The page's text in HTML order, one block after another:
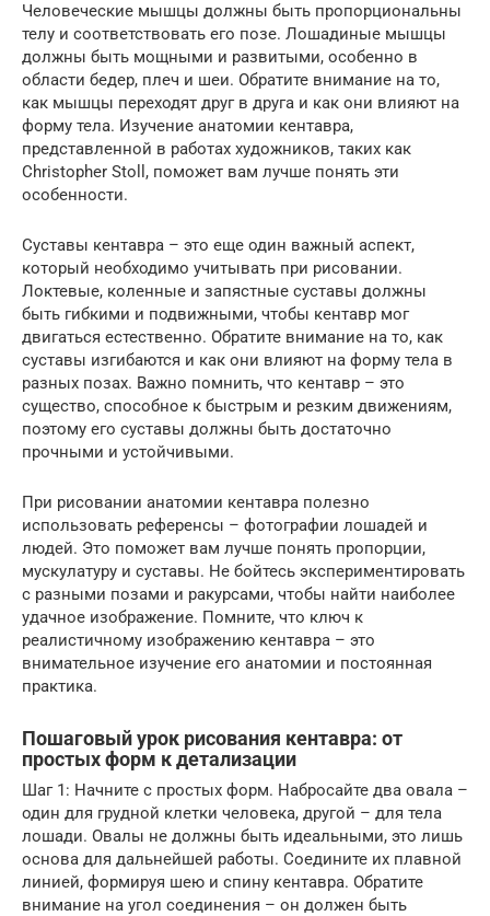
Человеческие мышцы должны быть пропорциональны
телу и соответствовать его позе. Лошадиные мышцы
должны быть мощными и развитыми, особенно в
области бедер, плеч и шеи. Обратите внимание на то,
как мышцы переходят друг в друга и как они влияют на
форму тела. Изучение анатомии кентавра,
представленной в работах художников, таких как
Christopher Stoll, поможет вам лучше понять эти
особенности.
Суставы кентавра – это еще один важный аспект,
который необходимо учитывать при рисовании.
Локтевые, коленные и запястные суставы должны
быть гибкими и подвижными, чтобы кентавр мог
двигаться естественно. Обратите внимание на то, как
суставы изгибаются и как они влияют на форму тела в
разных позах. Важно помнить, что кентавр – это
существо, способное к быстрым и резким движениям,
поэтому его суставы должны быть достаточно
прочными и устойчивыми.
При рисовании анатомии кентавра полезно
использовать референсы – фотографии лошадей и
людей. Это поможет вам лучше понять пропорции,
мускулатуру и суставы. Не бойтесь экспериментировать
с разными позами и ракурсами, чтобы найти наиболее
удачное изображение. Помните, что ключ к
реалистичному изображению кентавра – это
внимательное изучение его анатомии и постоянная
практика.
Пошаговый урок рисования кентавра: от
простых форм к детализации
Шаг 1: Начните с простых форм. Набросайте два овала –
один для грудной клетки человека, другой – для тела
лошади. Овалы не должны быть идеальными, это лишь
основа для дальнейшей работы. Соедините их плавной
линией, формируя шею и спину кентавра. Обратите
внимание на угол соединения – он должен быть